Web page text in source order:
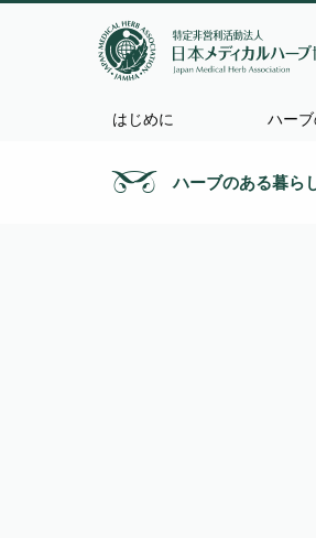
はじめに ハー
ハーブのある暮ら